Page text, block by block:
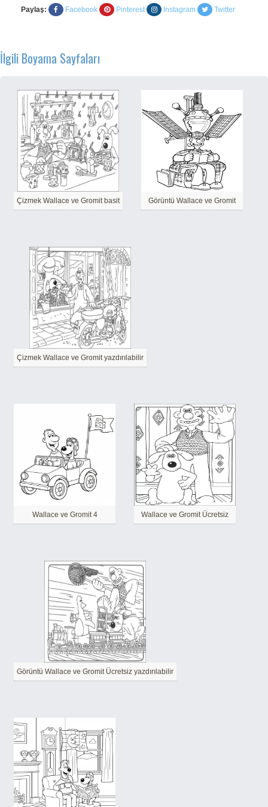
Paylaş: Facebook Pinterest Instagram Twitter
İlgili Boyama Sayfaları
Çizmek Wallace ve Gromit basit Görüntü Wallace ve Gromit
Çizmek Wallace ve Gromit yazdırılabilir
Wallace ve Gromit 4 Wallace ve Gromit Ücretsiz
Görüntü Wallace ve Gromit Ücretsiz yazdırılabilir